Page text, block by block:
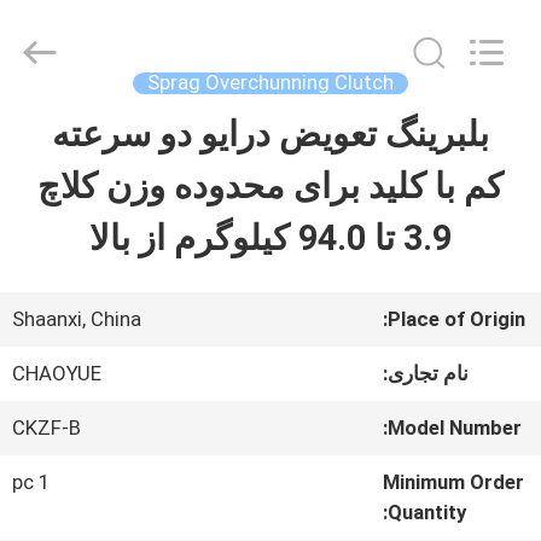
صفحه
اصلی
درباره
ما
تور
Xianyang
Chaoyue
Reserved.
Sprag Overchunning Clutch
بلبرینگ تعویض درایو دو سرعته
کم با کلید برای محدوده وزن کلاچ
3.9 تا 94.0 کیلوگرم از بالا
Place of Origin:
Shaanxi, China
نام تجاری: CHAOYUE
Model Number:
CKZF-B
Minimum Order
Quantity:
1 pc